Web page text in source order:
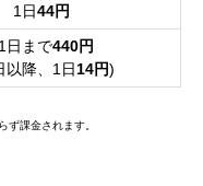
1日44円
日まで440円
以降、1日14円)
ず課金されます。